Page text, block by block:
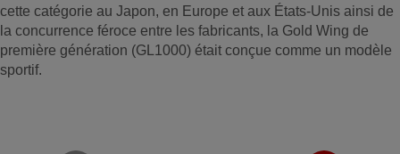
cette catégorie au Japon, en Europe et aux États-Unis ainsi de
la concurrence féroce entre les fabricants, la Gold Wing de
première génération (GL1000) était conçue comme un modèle
sportif.